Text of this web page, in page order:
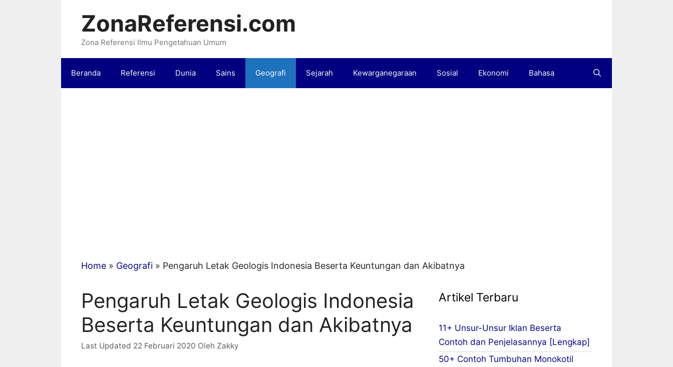
ZonaReferensi.com
Zona Referensi llmu Pengetahuan Umum
Beranda Referensi Dunia Sains Geografi Sejarah Kewarganegaraan Sosial Ekonomi Bahasa
Home » Geografi » Pengaruh Letak Geologis Indonesia Beserta Keuntungan dan Akibatnya
Pengaruh Letak Geologis Indonesia
Beserta Keuntungan dan Akibatnya
22 Februari 2020 Oleh Zakky
Artikel Terbaru
11+ Unsur-Unsur Iklan Beserta
Contoh dan Penjelasannya [Lengkap]
50+ Contoh Tumbuhan Monokotil